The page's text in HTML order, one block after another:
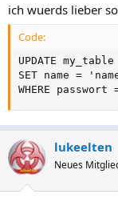
ich wuerds lieber
Code:
UPDATE my_table
SET name =
WHERE
lukeelten
Neues